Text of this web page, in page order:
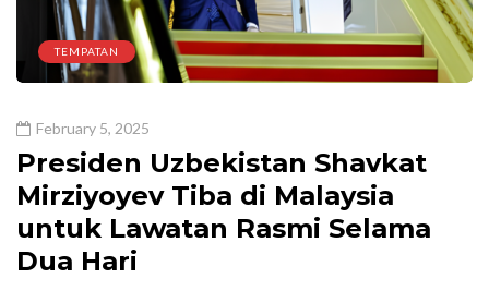
TEMPATAN
February 5, 2025
Presiden Uzbekistan Shavkat
Mirziyoyev Tiba di Malaysia
untuk Lawatan Rasmi Selama
Dua Hari